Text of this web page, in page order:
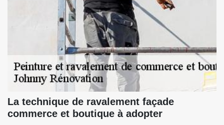
La technique de ravalement façade
commerce et boutique à adopter